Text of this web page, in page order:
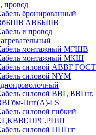
провод
бронированный
АВББШВ
и провод
монтажный МГШВ
монтажный МКШ
силовой АВВГ ГОСТ
силовой NYM
силовой ВВГ, ВВГнг,
Пнг(А)-LS
силовой гибкий
силовой ППГнг